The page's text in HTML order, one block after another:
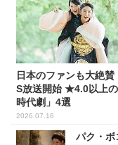
日本のファンも大絶賛
S放送開始 ★4.0以上
時代劇」4選
2026.07.16
パク・ボ